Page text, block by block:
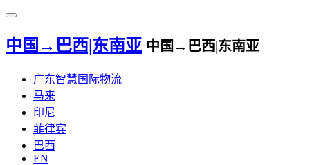
中国→巴西|东南亚 中国→巴西|东南亚
广东智慧国际物流
马来
印尼
菲律宾
巴西
EN